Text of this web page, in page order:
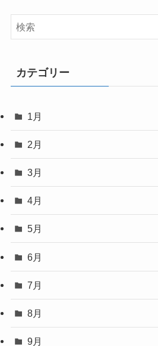
カテゴリー
1月
2月
3月
4月
5月
6月
7月
8月
9月